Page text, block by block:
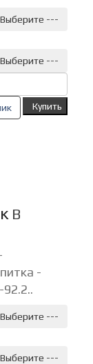
---
---
Купить
В
-
---
---